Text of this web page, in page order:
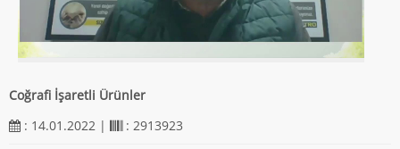
Coğrafi İşaretli Ürünler
: 14.01.2022 |
: 2913923